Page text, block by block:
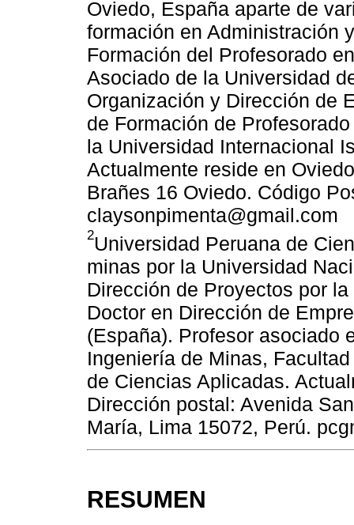
Oviedo, España aparte de
formación en Administración
Formación del Profesorado
Asociado de la Universidad
Organización y Dirección de
de Formación de
la Universidad Internacional
Actualmente reside en
Brañes 16 Oviedo. Código
claysonpimenta@gmail.com
2Universidad Peruana de
minas por la Universidad
Dirección de Proyectos por
Doctor en Dirección de
(España). Profesor asociado
Ingeniería de Minas,
de Ciencias Aplicadas.
Dirección postal: Avenida
María, Lima 15072, Perú.
RESUMEN